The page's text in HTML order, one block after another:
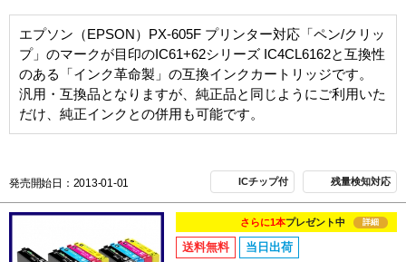
エプソン（EPSON）PX-605F プリンター対応「ペン/クリッ
プ」のマークが目印のIC61+62シリーズ IC4CL6162と互換性
のある「インク革命製」の互換インクカートリッジです。
汎用・互換品となりますが、純正品と同じようにご利用いた
だけ、純正インクとの併用も可能です。
発売開始日：2013-01-01 ICチップ付 残量検知対応
さらに1本プレゼント中 詳細
送料無料 当日出荷